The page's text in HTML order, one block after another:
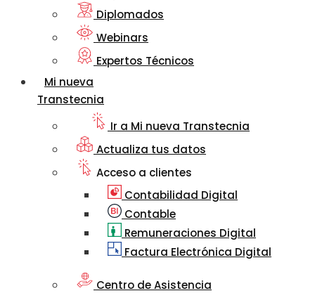
Diplomados
Webinars
Expertos Técnicos
Mi nueva
Transtecnia
Ir a Mi nueva Transtecnia
Actualiza tus datos
Acceso a clientes
Contabilidad Digital
Contable
Remuneraciones Digital
Factura Electrónica Digital
Centro de Asistencia